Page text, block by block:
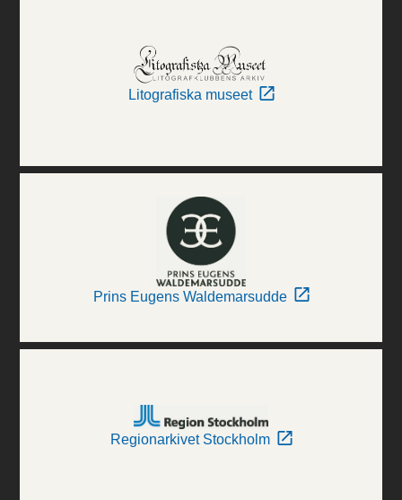
Litografiska museet
Prins Eugens Waldemarsudde
Regionarkivet Stockholm